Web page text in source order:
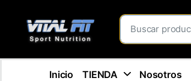
Inicio TIENDA Nosotros